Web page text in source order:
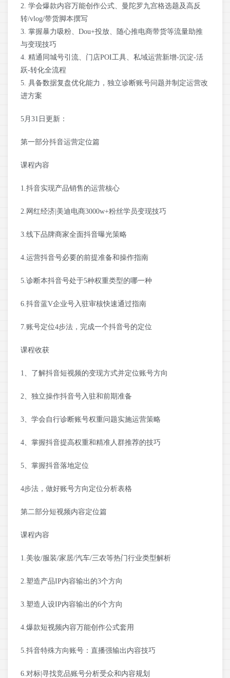
2. 学会爆款内容万能创作公式、曼陀罗九宫格选题及高反
转/vlog/带货脚本撰写
3. 掌握暴力吸粉、Dou+投放、随心推电商带货等流量助推
与变现技巧
4. 精通同城号引流、门店POI工具、私域运营新增-沉淀-活
跃-转化全流程
5. 具备数据复盘优化能力，独立诊断账号问题并制定运营改
进方案
5月31日更新：
第一部分抖音运营定位篇
课程内容
1.抖音实现产品销售的运营核心
2.网红经济|美迪电商3000w+粉丝学员变现技巧
3.线下品牌商家全面抖音曝光策略
4.运营抖音号必要的前提准备和操作指南
5.诊断本抖音号处于5种权重类型的哪一种
6.抖音蓝V企业号入驻审核快速通过指南
7.账号定位4步法，完成一个抖音号的定位
课程收获
1、了解抖音短视频的变现方式并定位账号方向
2、独立操作抖音号入驻和前期准备
3、学会自行诊断账号权重问题实施运营策略
4、掌握抖音提高权重和精准人群推荐的技巧
5、掌握抖音落地定位
4步法，做好账号方向定位分析表格
第二部分短视频内容定位篇
课程内容
1.美妆/服装/家居/汽车/三农等热门行业类型解析
2.塑造产品IP内容输出的3个方向
3.塑造人设IP内容输出的6个方向
4.爆款短视频内容万能创作公式套用
5.抖音特殊方向账号：直播强输出内容技巧
6.对标|寻找竞品账号分析受众和内容规划